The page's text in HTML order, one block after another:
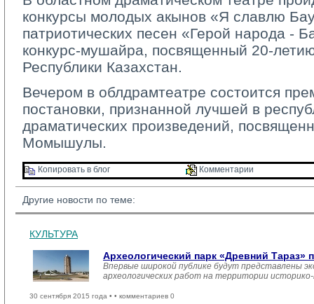
конкурсы молодых акынов «Я славлю
патриотических песен «Герой народа -
конкурс-мушайра, посвященный 20-
Республики Казахстан.
Вечером в облдрамтеатре состоится
постановки, признанной лучшей в
драматических произведений,
Момышулы.
Копировать в блог Комментарии
Другие новости по теме:
КУЛЬТУРА
Археологический парк «Древний Тараз»
Впервые широкой публике будут представлены
археологических работ на территории
30 сентября 2015 года • • комментариев 0